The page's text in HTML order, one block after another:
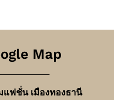
Map
แฟชั่น เมืองทองธานี